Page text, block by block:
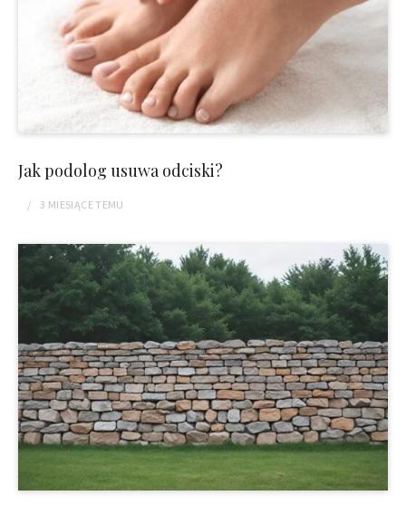
Jak podolog usuwa odciski?
3 MIESIĄCETEMU